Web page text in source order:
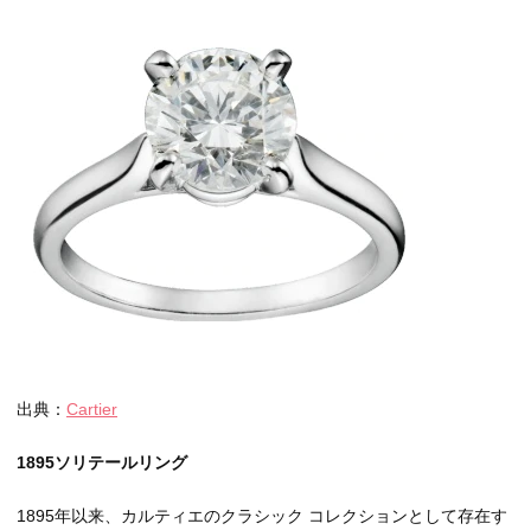
出典： Cartier
1895ソリテールリング
1895年以来、カルティエのクラシック コレクションとして存在す